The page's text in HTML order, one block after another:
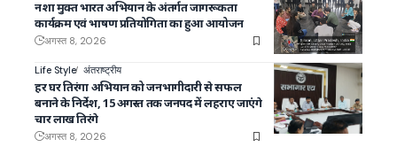
नशा मुक्त भारत अभियान के अंतर्गत जागरूकता
कार्यक्रम एवं भाषण प्रतियोगिता का हुआ आयोजन
अगस्त 8, 2026
Life Style अंतराष्ट्रीय
हर घर तिरंगा अभियान को जनभागीदारी से सफल
बनाने के निर्देश, 15 अगस्त तक जनपद में लहराए जाएंगे
चार लाख तिरंगे
अगस्त 8, 2026